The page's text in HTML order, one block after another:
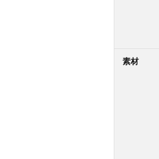
素材